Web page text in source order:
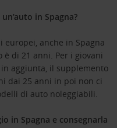
in Spagna?
europei, anche in Spagna
è di 21 anni. Per i giovani
aggiunta, il supplemento
dai 25 anni in poi non ci
di auto noleggiabili.
in Spagna e consegnarla